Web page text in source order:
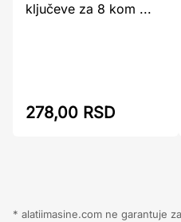
ključeve za 8 kom ...
278,00 RSD
* alatiimasine.com ne garantuje